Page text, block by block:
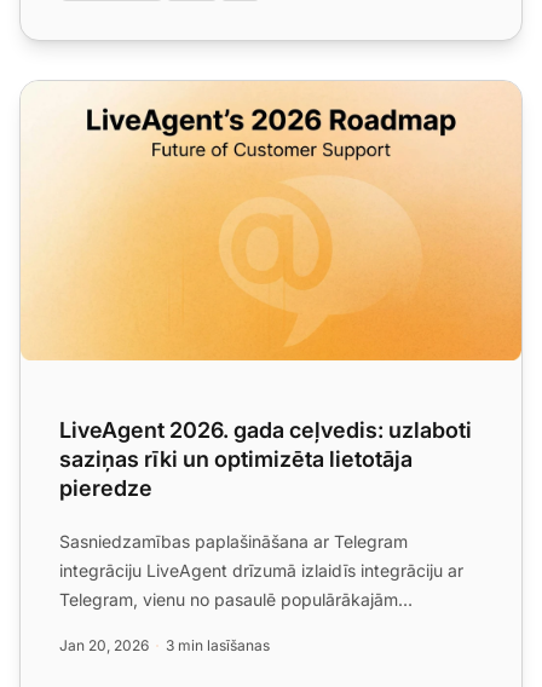
LiveAgent 2026. gada ceļvedis: uzlaboti saziņas rīki un
LiveAgent 2026. gada ceļvedis: uzlaboti
saziņas rīki un optimizēta lietotāja
pieredze
Sasniedzamības paplašināšana ar Telegram
integrāciju LiveAgent drīzumā izlaidīs integrāciju ar
Telegram, vienu no pasaulē populārākajām
Jan 20, 2026 3 min lasīšanas